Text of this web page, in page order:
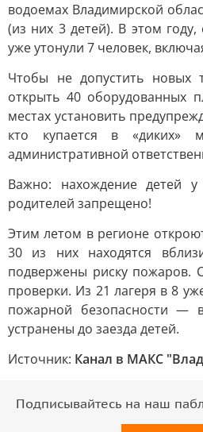
водоемах Владимирской
(из них 3 детей). В этом
уже утонули 7 человек,
Чтобы не допустить новых
открыть 40 оборудованных
местах установить
кто купается в «диких»
административной
Важно: нахождение детей
родителей запрещено!
Этим летом в регионе
30 из них находятся
подвержены риску пожаров.
проверки. Из 21 лагеря в 8
пожарной безопасности —
устранены до заезда детей.
Источник: Канал в МАКС
Подписывайтесь на наш